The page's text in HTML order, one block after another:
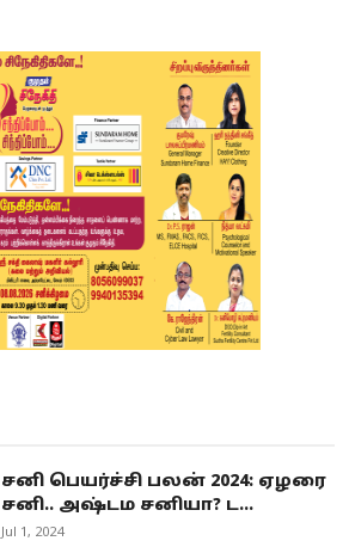
சனி பெயர்ச்சி பலன் 2024: ஏழரை
சனி.. அஷ்டம சனியா? ட...
Jul 1, 2024